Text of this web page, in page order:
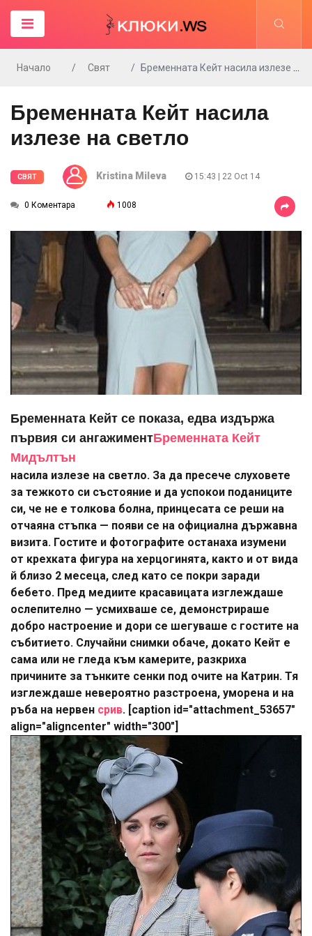
Начало Свят Бременната Кейт насила излезе на светло
Бременната Кейт насила
излезе на светло
СВЯТ Kristina Mileva 15:43 | 22 Oct 14
0 Коментара 1008
Бременната Кейт се показа, едва издържа
първия си ангажиментБременната Кейт
Мидълтън
насила излезе на светло. За да пресече слуховете
за тежкото си състояние и да успокои поданиците
си, че не е толкова болна, принцесата се реши на
отчаяна стъпка — появи се на официална държавна
визита. Гостите и фотографите останаха изумени
от крехката фигура на херцогинята, както и от вида
й близо 2 месеца, след като се покри заради
бебето. Пред медиите красавицата изглеждаше
ослепително — усмихваше се, демонстрираше
добро настроение и дори се шегуваше с гостите на
събитието. Случайни снимки обаче, докато Кейт е
сама или не гледа към камерите, разкриха
причините за тънките сенки под очите на Катрин. Тя
изглеждаше невероятно разстроена, уморена и на
ръба на нервен срив. [caption id="attachment_53657"
align="aligncenter" width="300"]